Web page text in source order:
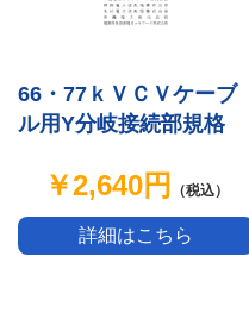
66・77ｋＶＣＶケーブ
ル用Y分岐接続部規格
￥2,640円 （税込）
詳細はこちら